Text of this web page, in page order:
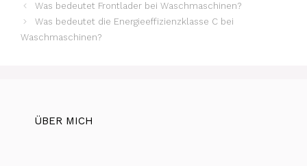
Was bedeutet Frontlader bei Waschmaschinen?
Was bedeutet die Energieeffizienzklasse C bei
Waschmaschinen?
ÜBER MICH